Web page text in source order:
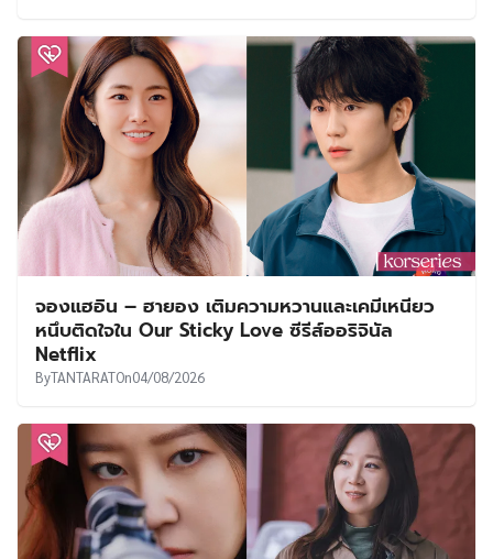
จองแฮอิน – ฮายอง เติมความหวานและเคมีเหนียว
หนึบติดใจใน Our Sticky Love ซีรีส์ออริจินัล
Netflix
ByTANTARATOn04/08/2026